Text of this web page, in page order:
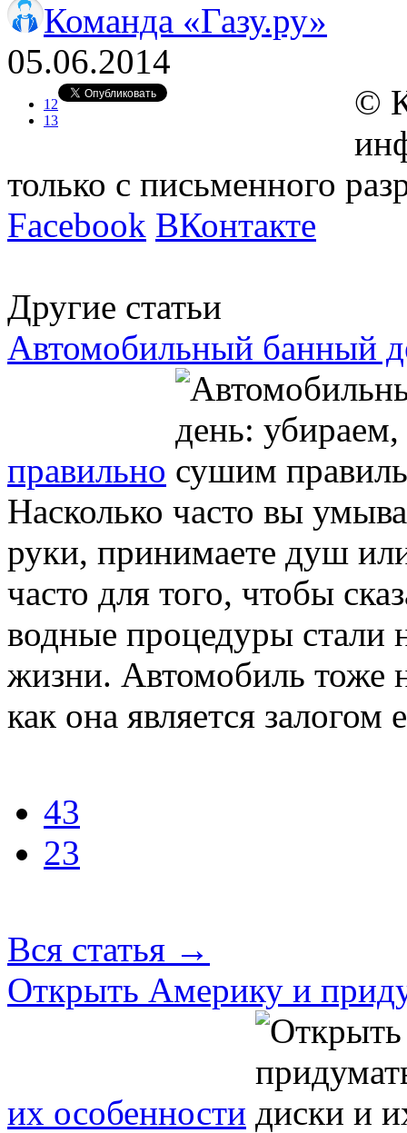
Команда «Газу.ру»
05.06.2014
12
13
©
только с письменного
Facebook ВКонтакте
Другие статьи
Автомобильный банный
правильно
Насколько часто вы
руки, принимаете душ
часто для того, чтобы
водные процедуры стали
жизни. Автомобиль тоже
как она является залогом
43
23
Вся статья →
Открыть Америку и
их особенности